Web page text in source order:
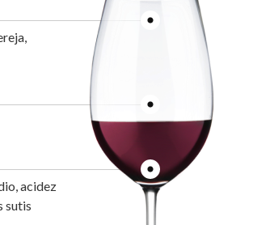
acidez
sutis